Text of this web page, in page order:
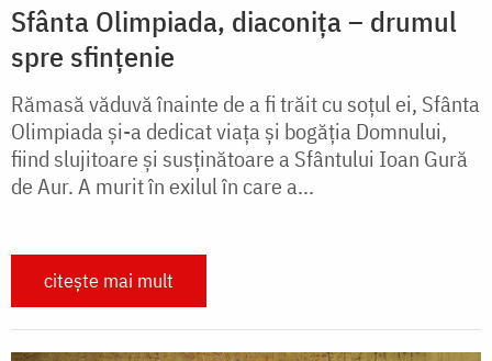
Sfânta Olimpiada, diaconița – drumul
spre sfințenie
Rămasă văduvă înainte de a fi trăit cu soțul ei, Sfânta
Olimpiada și-a dedicat viața și bogăția Domnului,
fiind slujitoare și susținătoare a Sfântului Ioan Gură
de Aur. A murit în exilul în care a...
citește mai mult